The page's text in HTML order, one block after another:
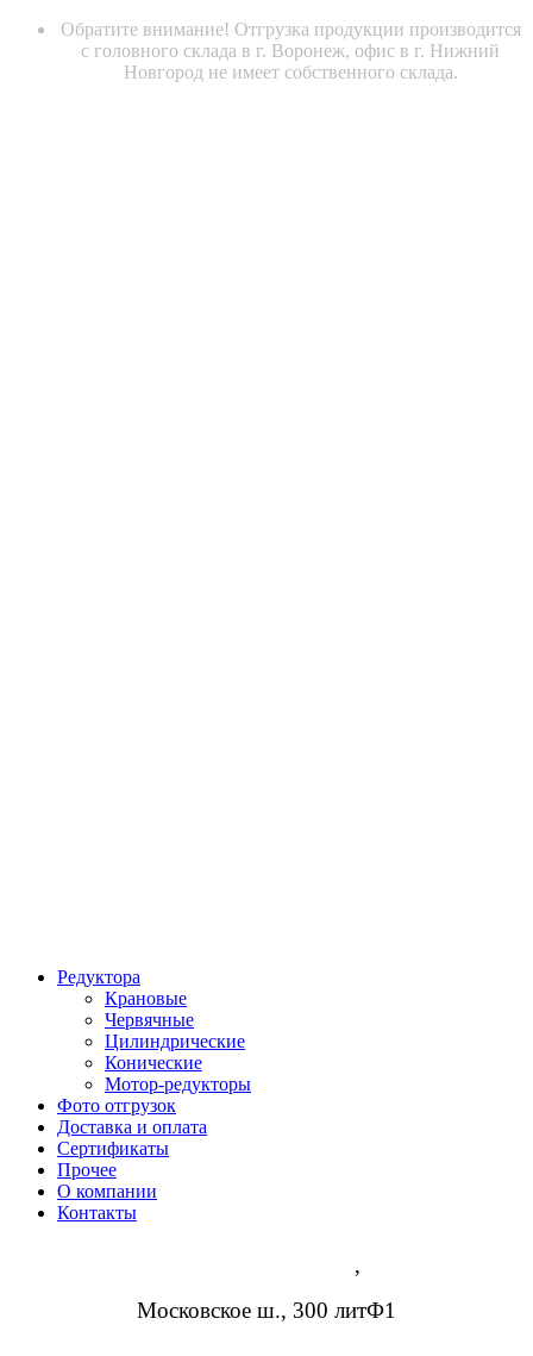
Обратите внимание! Отгрузка продукции производится
с головного склада в г. Воронеж, офис в г. Нижний
Новгород не имеет собственного склада.
Редуктора
Крановые
Червячные
Цилиндрические
Конические
Мотор-редукторы
Фото отгрузок
Доставка и оплата
Сертификаты
Прочее
О компании
Контакты
,
Московское ш., 300 литФ1